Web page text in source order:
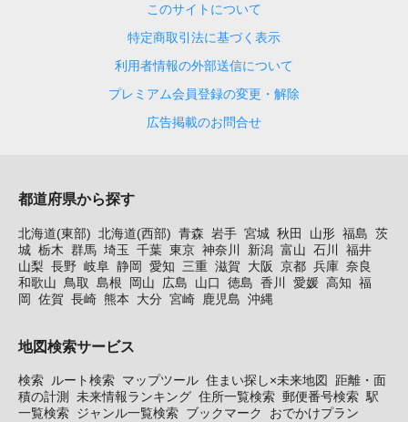
このサイトについて
特定商取引法に基づく表示
利用者情報の外部送信について
プレミアム会員登録の変更・解除
広告掲載のお問合せ
都道府県から探す
北海道(東部) 北海道(西部) 青森 岩手 宮城 秋田 山形 福島 茨
城 栃木 群馬 埼玉 千葉 東京 神奈川 新潟 富山 石川
福井
山梨 長野 岐阜 静岡 愛知 三重 滋賀 大阪 京都 兵庫 奈良
和歌山
鳥取 島根 岡山 広島 山口 徳島 香川 愛媛 高知 福
岡 佐賀 長崎 熊本 大分 宮崎 鹿児島 沖縄
地図検索サービス
検索 ルート検索 マップツール 住まい探し×未来地図
距離・面
積の計測
未来情報ランキング 住所一覧検索 郵便番号検索 駅
一覧検索 ジャンル一覧検索 ブックマーク おでかけプラン